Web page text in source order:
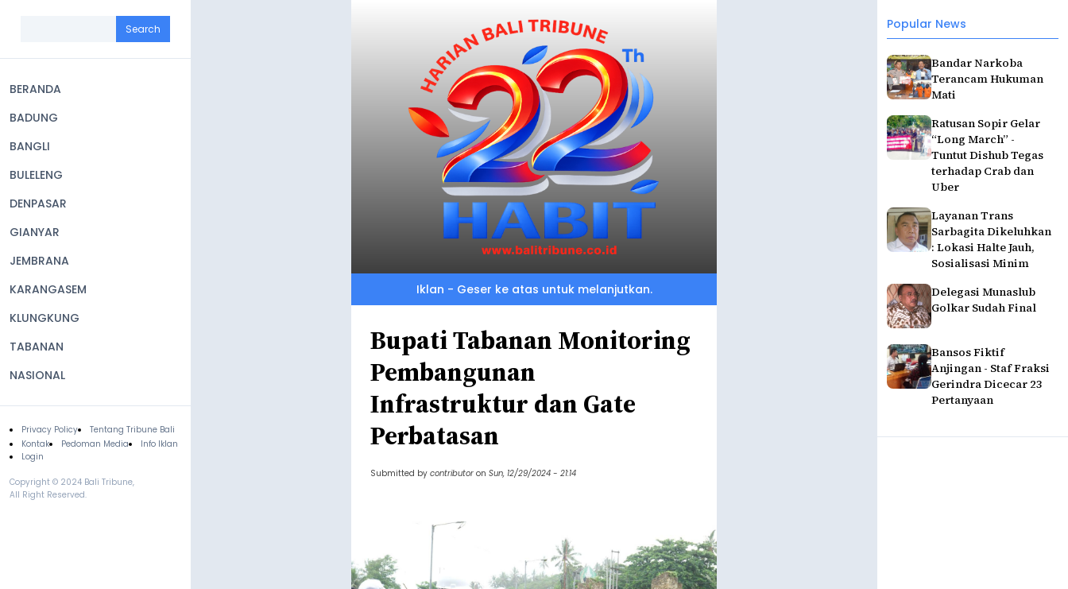
navigation
BERANDA
BADUNG
BANGLI
BULELENG
DENPASAR
GIANYAR
JEMBRANA
KARANGASEM
KLUNGKUNG
TABANAN
NASIONAL
Footer
Privacy Policy
Tentang Tribune Bali
Kontak
Pedoman Media
Info Iklan
Login
Copyright © 2024 Bali Tribune,
All Right Reserved.
Popular News
Bandar Narkoba
Terancam Hukuman
Mati
Ratusan Sopir Gelar
“Long March” -
Tuntut Dishub Tegas
terhadap Crab dan
Uber
Layanan Trans
Sarbagita Dikeluhkan
: Lokasi Halte Jauh,
Sosialisasi Minim
Delegasi Munaslub
Golkar Sudah Final
Bansos Fiktif
Anjingan - Staf Fraksi
Gerindra Dicecar 23
Pertanyaan
Iklan - Geser ke atas untuk melanjutkan.
Bupati Tabanan Monitoring
Pembangunan
Infrastruktur dan Gate
Perbatasan
Submitted by contributor on Sun, 12/29/2024 - 21:14